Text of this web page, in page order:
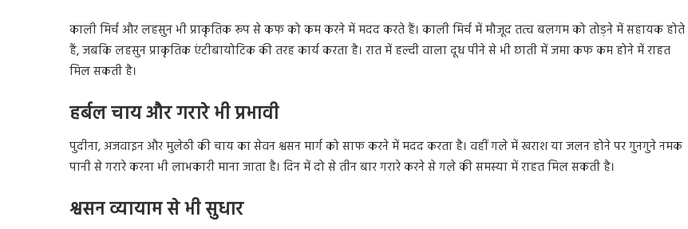
काली मिर्च और लहसुन भी प्राकृतिक रूप से कफ को कम करने में मदद करते हैं। काली मिर्च में मौजूद तत्व बलगम को तोड़ने में सहायक होते
हैं, जबकि लहसुन प्राकृतिक एंटीबायोटिक की तरह कार्य करता है। रात में हल्दी वाला दूध पीने से भी छाती में जमा कफ कम होने में राहत
मिल सकती है।
हर्बल चाय और गरारे भी प्रभावी
पुदीना, अजवाइन और मुलेठी की चाय का सेवन श्वसन मार्ग को साफ करने में मदद करता है। वहीं गले में खराश या जलन होने पर गुनगुने नमक
पानी से गरारे करना भी लाभकारी माना जाता है। दिन में दो से तीन बार गरारे करने से गले की समस्या में राहत मिल सकती है।
श्वसन व्यायाम से भी सुधार